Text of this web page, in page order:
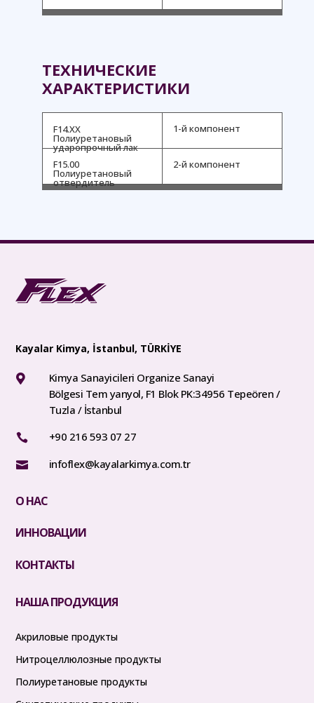
ТЕХНИЧЕСКИЕ
ХАРАКТЕРИСТИКИ
F14.XX
Полиуретановый
ударопрочный лак
1-й компонент
F15.00
Полиуретановый
отвердитель
2-й компонент
Kayalar Kimya, İstanbul, TÜRKİYE

Kimya Sanayicileri Organize Sanayi
Bölgesi Tem yanyol, F1 Blok PK:34956 Tepeören /
Tuzla / İstanbul
 +90 216 593 07 27
 infoflex@kayalarkimya.com.tr
О НАС
ИННОВАЦИИ
КОНТАКТЫ
НАША ПРОДУКЦИЯ
Акриловые продукты
Нитроцеллюлозные продукты
Полиуретановые продукты